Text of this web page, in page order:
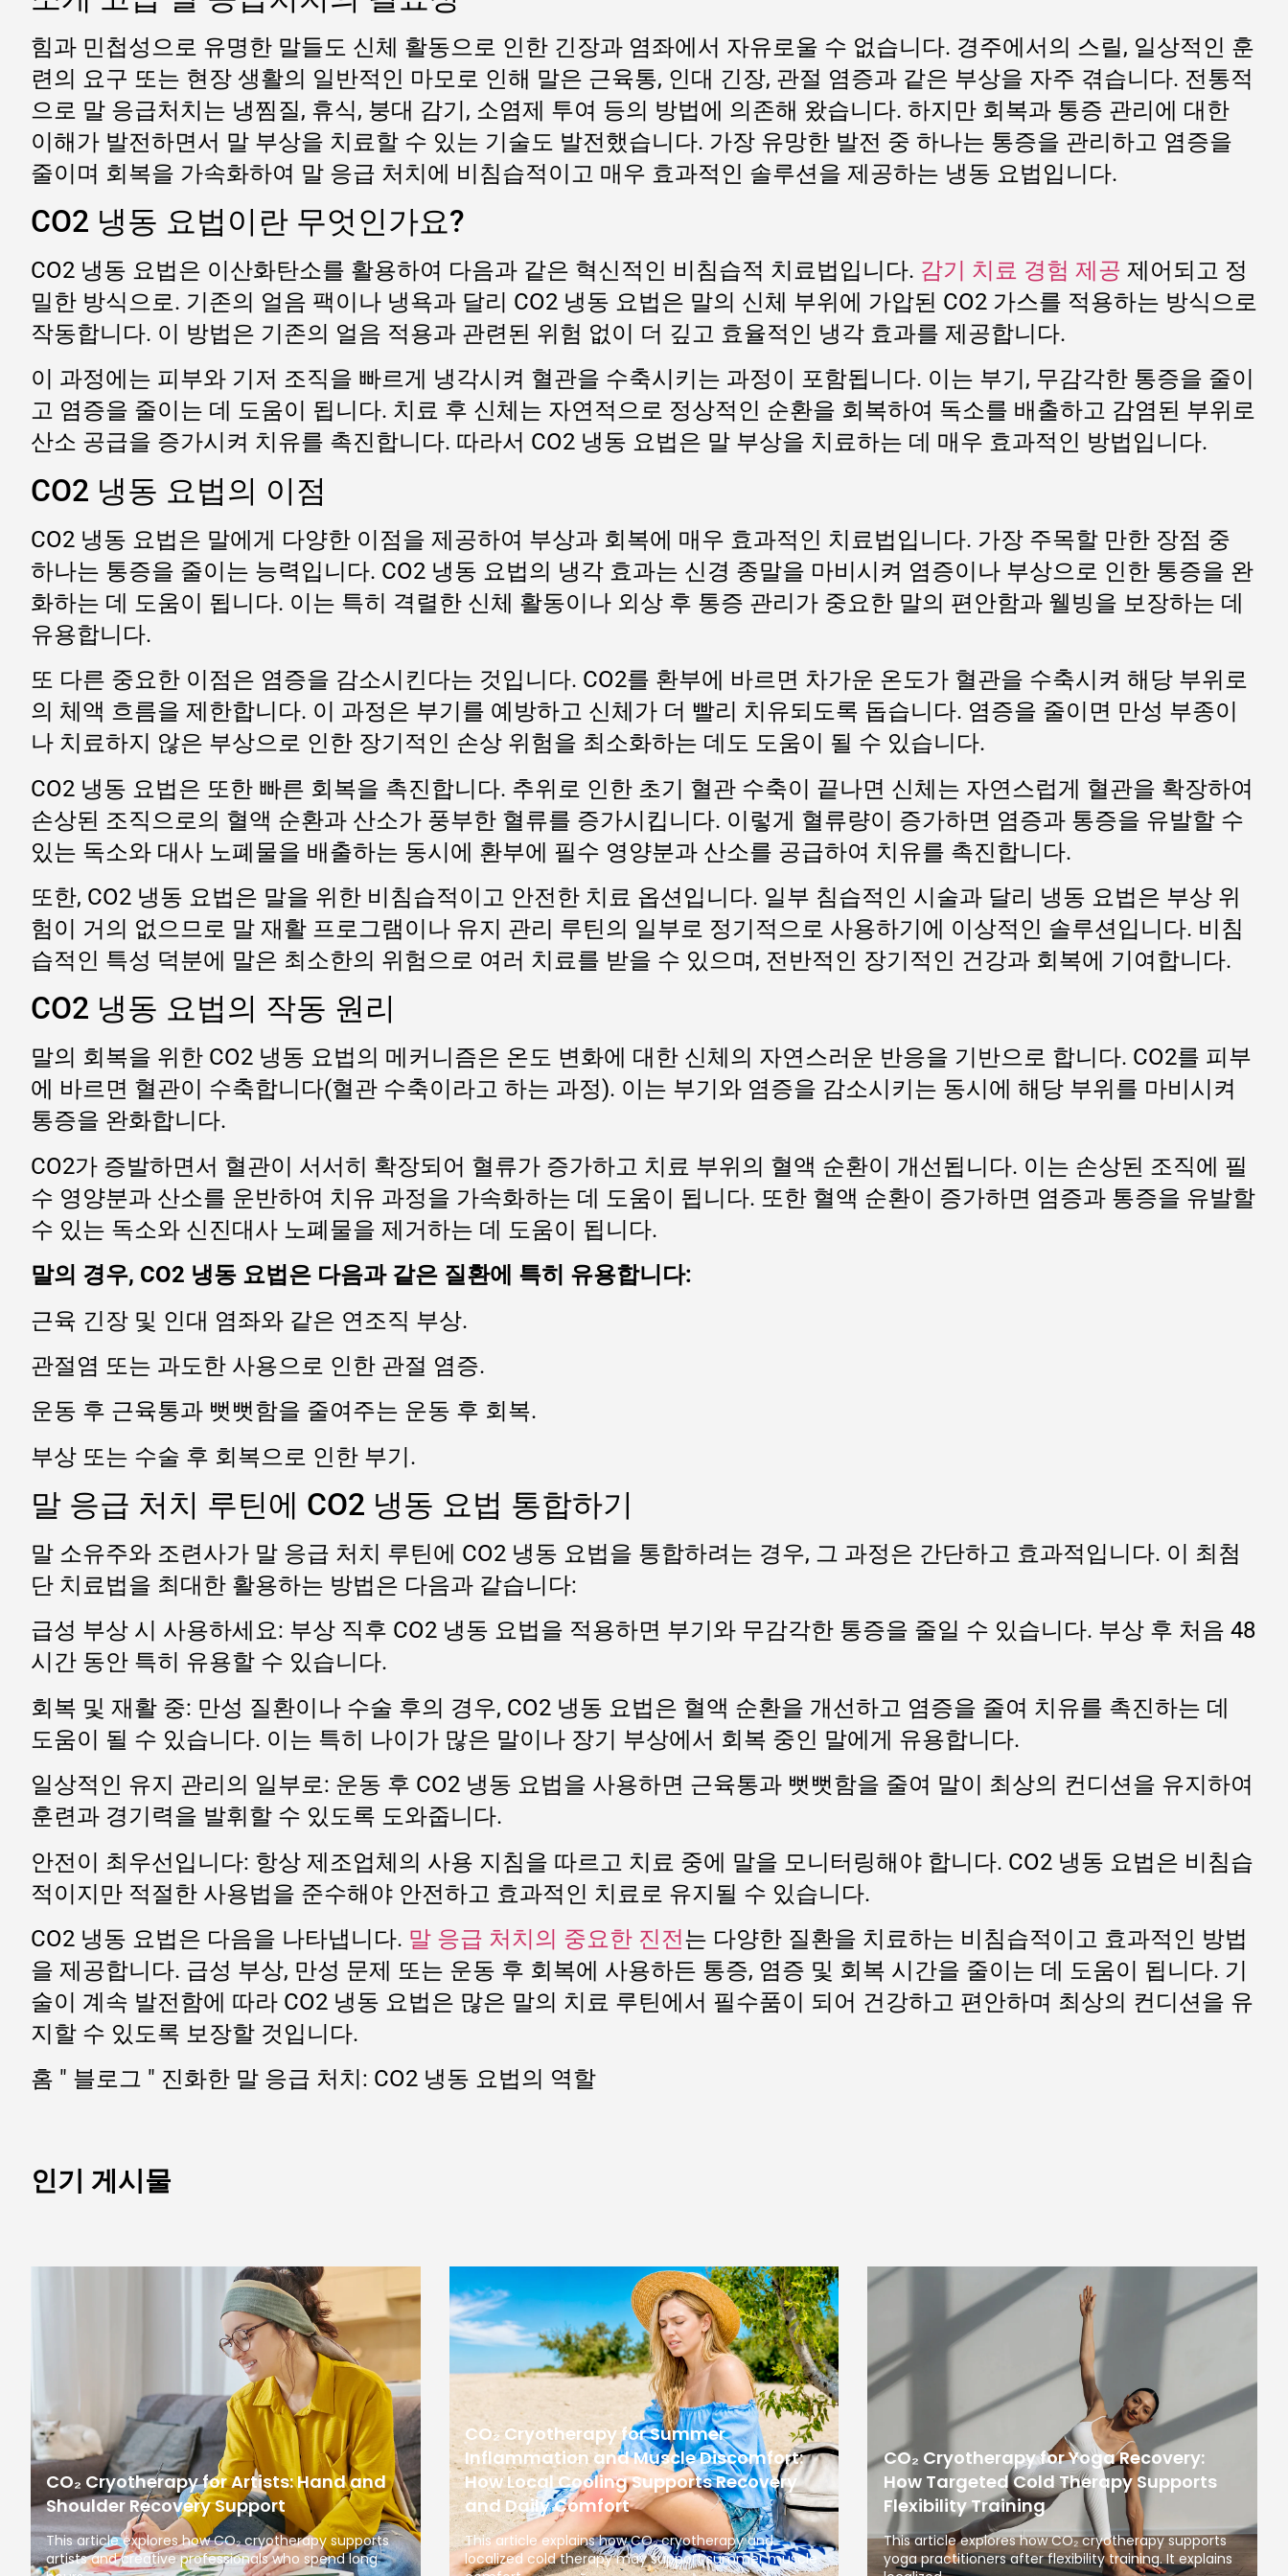
힘과 민첩성으로 유명한 말들도 신체 활동으로 인한 긴장과 염좌에서 자유로울 수 없습니다. 경주에서의 스릴, 일상적인 훈
련의 요구 또는 현장 생활의 일반적인 마모로 인해 말은 근육통, 인대 긴장, 관절 염증과 같은 부상을 자주 겪습니다. 전통적
으로 말 응급처치는 냉찜질, 휴식, 붕대 감기, 소염제 투여 등의 방법에 의존해 왔습니다. 하지만 회복과 통증 관리에 대한
이해가 발전하면서 말 부상을 치료할 수 있는 기술도 발전했습니다. 가장 유망한 발전 중 하나는 통증을 관리하고 염증을
줄이며 회복을 가속화하여 말 응급 처치에 비침습적이고 매우 효과적인 솔루션을 제공하는 냉동 요법입니다.
CO2 냉동 요법이란 무엇인가요?
CO2 냉동 요법은 이산화탄소를 활용하여 다음과 같은 혁신적인 비침습적 치료법입니다. 감기 치료 경험 제공 제어되고 정
밀한 방식으로. 기존의 얼음 팩이나 냉욕과 달리 CO2 냉동 요법은 말의 신체 부위에 가압된 CO2 가스를 적용하는 방식으로
작동합니다. 이 방법은 기존의 얼음 적용과 관련된 위험 없이 더 깊고 효율적인 냉각 효과를 제공합니다.
이 과정에는 피부와 기저 조직을 빠르게 냉각시켜 혈관을 수축시키는 과정이 포함됩니다. 이는 부기, 무감각한 통증을 줄이
고 염증을 줄이는 데 도움이 됩니다. 치료 후 신체는 자연적으로 정상적인 순환을 회복하여 독소를 배출하고 감염된 부위로
산소 공급을 증가시켜 치유를 촉진합니다. 따라서 CO2 냉동 요법은 말 부상을 치료하는 데 매우 효과적인 방법입니다.
CO2 냉동 요법의 이점
CO2 냉동 요법은 말에게 다양한 이점을 제공하여 부상과 회복에 매우 효과적인 치료법입니다. 가장 주목할 만한 장점 중
하나는 통증을 줄이는 능력입니다. CO2 냉동 요법의 냉각 효과는 신경 종말을 마비시켜 염증이나 부상으로 인한 통증을 완
화하는 데 도움이 됩니다. 이는 특히 격렬한 신체 활동이나 외상 후 통증 관리가 중요한 말의 편안함과 웰빙을 보장하는 데
유용합니다.
또 다른 중요한 이점은 염증을 감소시킨다는 것입니다. CO2를 환부에 바르면 차가운 온도가 혈관을 수축시켜 해당 부위로
의 체액 흐름을 제한합니다. 이 과정은 부기를 예방하고 신체가 더 빨리 치유되도록 돕습니다. 염증을 줄이면 만성 부종이
나 치료하지 않은 부상으로 인한 장기적인 손상 위험을 최소화하는 데도 도움이 될 수 있습니다.
CO2 냉동 요법은 또한 빠른 회복을 촉진합니다. 추위로 인한 초기 혈관 수축이 끝나면 신체는 자연스럽게 혈관을 확장하여
손상된 조직으로의 혈액 순환과 산소가 풍부한 혈류를 증가시킵니다. 이렇게 혈류량이 증가하면 염증과 통증을 유발할 수
있는 독소와 대사 노폐물을 배출하는 동시에 환부에 필수 영양분과 산소를 공급하여 치유를 촉진합니다.
또한, CO2 냉동 요법은 말을 위한 비침습적이고 안전한 치료 옵션입니다. 일부 침습적인 시술과 달리 냉동 요법은 부상 위
험이 거의 없으므로 말 재활 프로그램이나 유지 관리 루틴의 일부로 정기적으로 사용하기에 이상적인 솔루션입니다. 비침
습적인 특성 덕분에 말은 최소한의 위험으로 여러 치료를 받을 수 있으며, 전반적인 장기적인 건강과 회복에 기여합니다.
CO2 냉동 요법의 작동 원리
말의 회복을 위한 CO2 냉동 요법의 메커니즘은 온도 변화에 대한 신체의 자연스러운 반응을 기반으로 합니다. CO2를 피부
에 바르면 혈관이 수축합니다(혈관 수축이라고 하는 과정). 이는 부기와 염증을 감소시키는 동시에 해당 부위를 마비시켜
통증을 완화합니다.
CO2가 증발하면서 혈관이 서서히 확장되어 혈류가 증가하고 치료 부위의 혈액 순환이 개선됩니다. 이는 손상된 조직에 필
수 영양분과 산소를 운반하여 치유 과정을 가속화하는 데 도움이 됩니다. 또한 혈액 순환이 증가하면 염증과 통증을 유발할
수 있는 독소와 신진대사 노폐물을 제거하는 데 도움이 됩니다.
말의 경우, CO2 냉동 요법은 다음과 같은 질환에 특히 유용합니다:
근육 긴장 및 인대 염좌와 같은 연조직 부상.
관절염 또는 과도한 사용으로 인한 관절 염증.
운동 후 근육통과 뻣뻣함을 줄여주는 운동 후 회복.
부상 또는 수술 후 회복으로 인한 부기.
말 응급 처치 루틴에 CO2 냉동 요법 통합하기
말 소유주와 조련사가 말 응급 처치 루틴에 CO2 냉동 요법을 통합하려는 경우, 그 과정은 간단하고 효과적입니다. 이 최첨
단 치료법을 최대한 활용하는 방법은 다음과 같습니다:
급성 부상 시 사용하세요: 부상 직후 CO2 냉동 요법을 적용하면 부기와 무감각한 통증을 줄일 수 있습니다. 부상 후 처음 48
시간 동안 특히 유용할 수 있습니다.
회복 및 재활 중: 만성 질환이나 수술 후의 경우, CO2 냉동 요법은 혈액 순환을 개선하고 염증을 줄여 치유를 촉진하는 데
도움이 될 수 있습니다. 이는 특히 나이가 많은 말이나 장기 부상에서 회복 중인 말에게 유용합니다.
일상적인 유지 관리의 일부로: 운동 후 CO2 냉동 요법을 사용하면 근육통과 뻣뻣함을 줄여 말이 최상의 컨디션을 유지하여
훈련과 경기력을 발휘할 수 있도록 도와줍니다.
안전이 최우선입니다: 항상 제조업체의 사용 지침을 따르고 치료 중에 말을 모니터링해야 합니다. CO2 냉동 요법은 비침습
적이지만 적절한 사용법을 준수해야 안전하고 효과적인 치료로 유지될 수 있습니다.
CO2 냉동 요법은 다음을 나타냅니다. 말 응급 처치의 중요한 진전는 다양한 질환을 치료하는 비침습적이고 효과적인 방법
을 제공합니다. 급성 부상, 만성 문제 또는 운동 후 회복에 사용하든 통증, 염증 및 회복 시간을 줄이는 데 도움이 됩니다. 기
술이 계속 발전함에 따라 CO2 냉동 요법은 많은 말의 치료 루틴에서 필수품이 되어 건강하고 편안하며 최상의 컨디션을 유
지할 수 있도록 보장할 것입니다.
홈 " 블로그 " 진화한 말 응급 처치: CO2 냉동 요법의 역할
인기 게시물
CO₂ Cryotherapy for Artists: Hand and
Shoulder Recovery Support
This article explores how CO₂ cryotherapy supports
artists and creative professionals who spend long
CO₂ Cryotherapy for Summer
Inflammation and Muscle Discomfort:
How Local Cooling Supports Recovery
and Daily Comfort
This article explains how CO₂ cryotherapy and
localized cold therapy may support summer muscle
CO₂ Cryotherapy for Yoga Recovery:
How Targeted Cold Therapy Supports
Flexibility Training
This article explores how CO₂ cryotherapy supports
yoga practitioners after flexibility training. It explains